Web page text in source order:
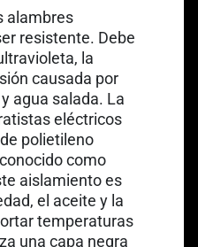
alambres
resistente. Debe
la
causada por
agua salada. La
eléctricos
polietileno
como
in a new tab
aislamiento es
el aceite y la
temperaturas
una capa negra